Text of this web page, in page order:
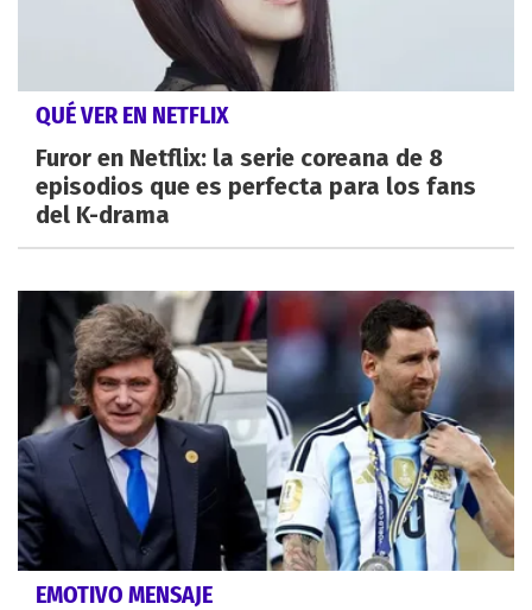
QUÉ VER EN NETFLIX
Furor en Netflix: la serie coreana de 8
episodios que es perfecta para los fans
del K-drama
EMOTIVO MENSAJE